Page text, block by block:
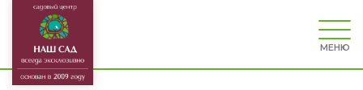
МЕНЮ